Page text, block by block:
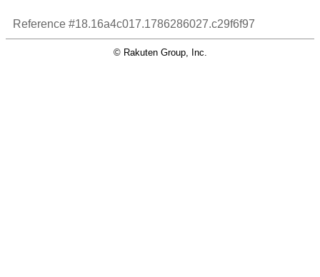
Reference #18.16a4c017.1786286027.c29f6f97
© Rakuten Group, Inc.